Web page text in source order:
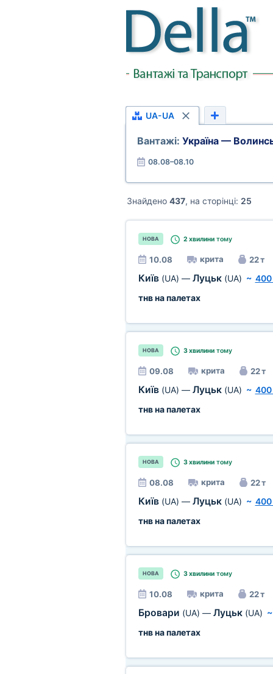
UA-UA
Вантажі: Україна —
08.08–08.10
Знайдено 437, на сторінці: 25
НОВА 2 хвилинитому
10.08 крита 22 т
Київ (UA) — Луцьк (UA) ~
тнв на палетах
НОВА 3 хвилинитому
09.08 крита 22 т
Київ (UA) — Луцьк (UA) ~
тнв на палетах
НОВА 3 хвилинитому
08.08 крита 22 т
Київ (UA) — Луцьк (UA) ~
тнв на палетах
НОВА 3 хвилинитому
10.08 крита 22 т
Бровари (UA) — Луцьк (UA) ~
тнв на палетах